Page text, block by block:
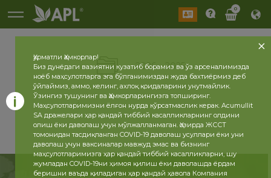
0
2026 2025
Ҳурматли Ҳамкорлар!
Биз дунёдаги вазиятни кузатиб борамиз ва ўз арсеналимизда
ноёб маҳсулотларга эга бўлганимиздан жуда бахтиёрмиз деб
ўйлаймиз, аммо, келинг, ахлоқ қоидаларини унутмайлик.
Ўзингиз тушунинг ва Ҳамкорларингизга топширинг.
Маҳсулотларимизни ёлғон нурда кўрсатмаслик керак. Acumullit
SA дражелари ҳар қандай тиббий касалликларнинг олдини
олиш ёки даволаш учун мўлжалланмаган. Ҳозирда ЖССТ
томонидан тасдиқланган COVID-19 даволаш усуллари ёки уни
даволаш учун ваксиналар мавжуд эмас ва бизнинг
маҳсулотларимизга ҳар қандай тиббий касалликларни, шу
жумладан COVID-19ни ҳимоя қилиш ёки даволашда ёрдам
беришни ваъда қиладиган ҳар қандай ҳавола Компания